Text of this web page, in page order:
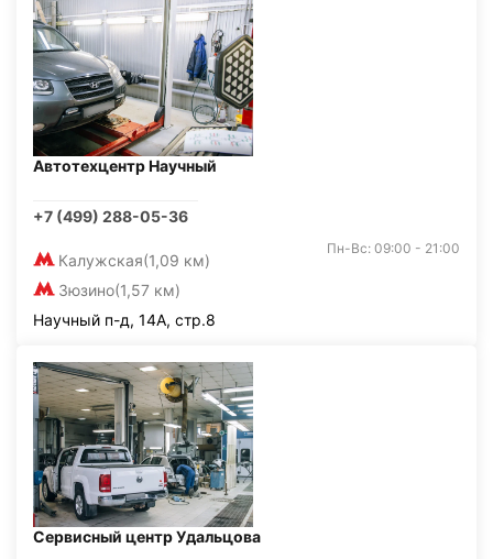
Автотехцентр Научный
+7 (499) 288-05-36
Калужская(1,09 км)
Зюзино(1,57 км)
Пн-Вс: 09:00 - 21:00
Научный п-д, 14А, стр.8
Сервисный центр Удальцова